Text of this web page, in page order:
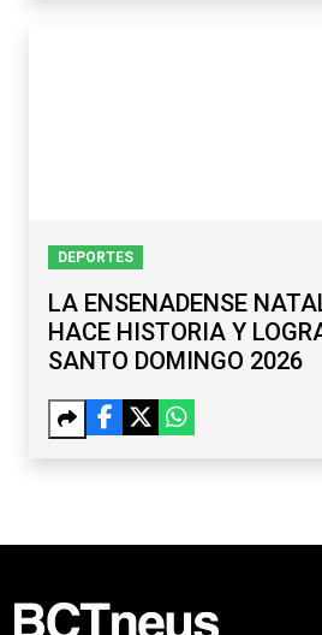
DEPORTES
LA ENSENADENSE
HACE HISTORIA Y
SANTO DOMINGO 2026